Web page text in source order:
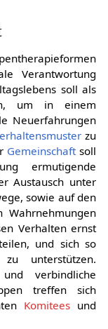
Verantwortung
soll als
um in einem
Neuerfahrungen
zu
Gemeinschaftsoll
ermutigende
Austausch unter
sowie auf den
Verhalten ernst
und sich so
zu unterstützen.
und verbindliche
treffen sich
Komitees und